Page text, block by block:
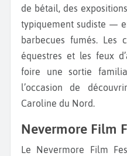
de bétail, des
typiquement sudiste —
barbecues fumés. Les
équestres et les feux
foire une sortie
l’occasion de
Caroline du Nord.
Nevermore Film
Le Nevermore Film Festival, qui se tient au Carolina